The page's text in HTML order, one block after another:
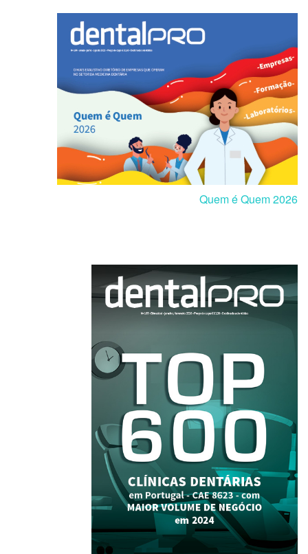
Quem é Quem 2026